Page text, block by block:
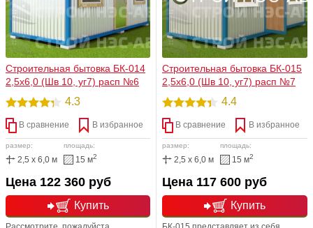
Строительная бытовка БК-014
2,5х6,0 (Шв 10, уг7) расп №6
4.3
В сравнение В избранное
размер:
2,5 x 6,0 м
площадь:
15 м2
Купить
Цена 122 360 руб
Строительная бытовка БК-015
2,5х6,0 (Шв 10, уг7) расп №7
4.4
В сравнение В избранное
размер:
2,5 x 6,0 м
площадь:
15 м2
Купить
Цена 117 600 руб